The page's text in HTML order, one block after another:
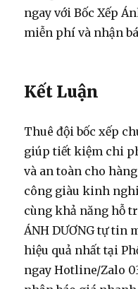
ngay với Bốc Xếp
miễn phí và nhận
Kết Luận
Thuê đội bốc xếp
giúp tiết kiệm chi
và an toàn cho
công giàu kinh
cùng khả năng hỗ
ÁNH DƯƠNG tự tin
hiệu quả nhất tại
ngay Hotline/Zalo